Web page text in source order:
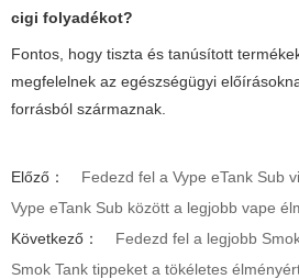
cigi folyadékot?
Fontos, hogy tiszta és tanúsított
megfelelnek az egészségügyi
forrásból származnak.
Előző：
Fedezd fel a Vype eTank Sub
Vype eTank Sub között a legjobb vape
Következő：
Fedezd fel a legjobb
Smok Tank tippeket a tökéletes